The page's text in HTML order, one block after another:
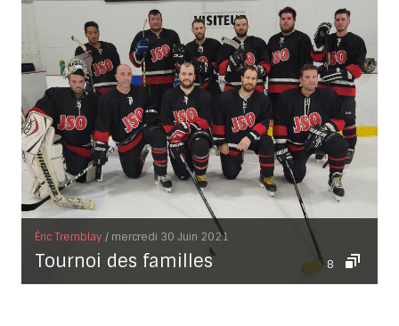
Éric Tremblay / mercredi 30 Juin 2021
Tournoi des familles 8